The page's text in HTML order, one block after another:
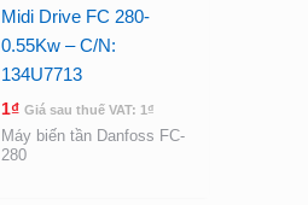
Midi Drive FC 280-
0.55Kw – C/N:
134U7713
1₫ Giá sau thuế VAT: 1 ₫
Máy biến tần Danfoss FC-
280